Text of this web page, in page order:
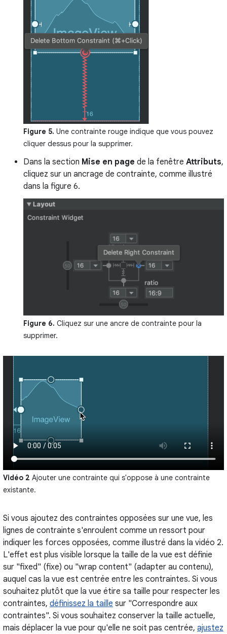
Figure 5. Une contrainte rouge indique que vous pouvez
cliquer dessus pour la supprimer.
Dans la section Mise en page de la fenêtre Attributs,
cliquez sur un ancrage de contrainte, comme illustré
dans la figure 6.
Figure 6. Cliquez sur une ancre de contrainte pour la
supprimer.
Vidéo 2 Ajouter une contrainte qui s'oppose à une contrainte
existante.
Si vous ajoutez des contraintes opposées sur une vue, les
lignes de contrainte s'enroulent comme un ressort pour
indiquer les forces opposées, comme illustré dans la vidéo 2.
L'effet est plus visible lorsque la taille de la vue est définie
sur "fixed" (fixe) ou "wrap content" (adapter au contenu),
auquel cas la vue est centrée entre les contraintes. Si vous
souhaitez plutôt que la vue étire sa taille pour respecter les
contraintes, définissez la taille sur "Correspondre aux
contraintes". Si vous souhaitez conserver la taille actuelle,
mais déplacer la vue pour qu'elle ne soit pas centrée, ajustez